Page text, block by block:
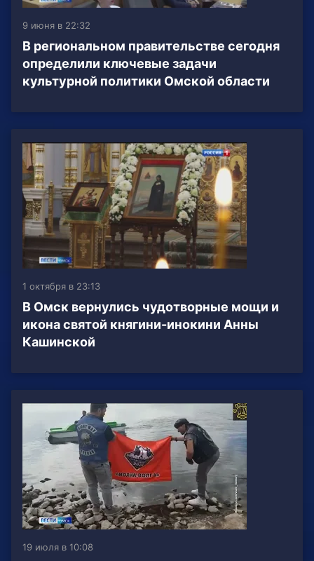
9 июня в 22:32
В региональном правительстве сегодня
определили ключевые задачи
культурной политики Омской области
1 октября в 23:13
В Омск вернулись чудотворные мощи и
икона святой княгини-инокини Анны
Кашинской
19 июля в 10:08